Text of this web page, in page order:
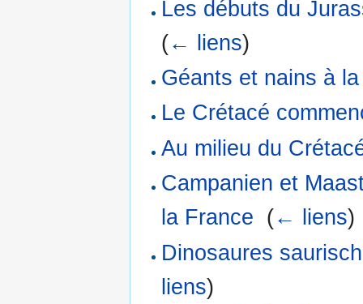
Les débuts du
(← liens)
Géants et nains à
Le Crétacé
Au milieu du
Campanien et
la France (← liens)
Dinosaures
liens)